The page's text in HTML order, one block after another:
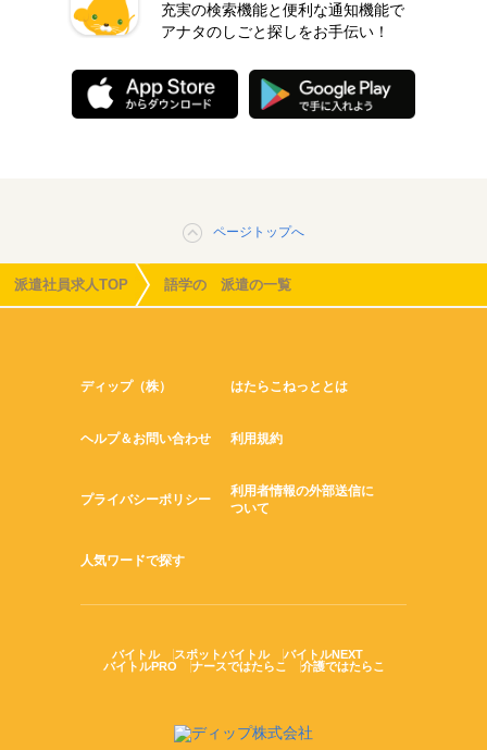
充実の検索機能と便利な通知機能で
アナタのしごと探しをお手伝い！
ページトップへ
派遣社員求人TOP 語学の 派遣の一覧
ディップ（株） はたらこねっととは
ヘルプ＆お問い合わせ 利用規約
プライバシーポリシー
利用者情報の外部送信に
ついて
人気ワードで探す
バイトル スポットバイトル
バイトルNEXT
バイトルPRO
ナースではたらこ 介護ではたらこ